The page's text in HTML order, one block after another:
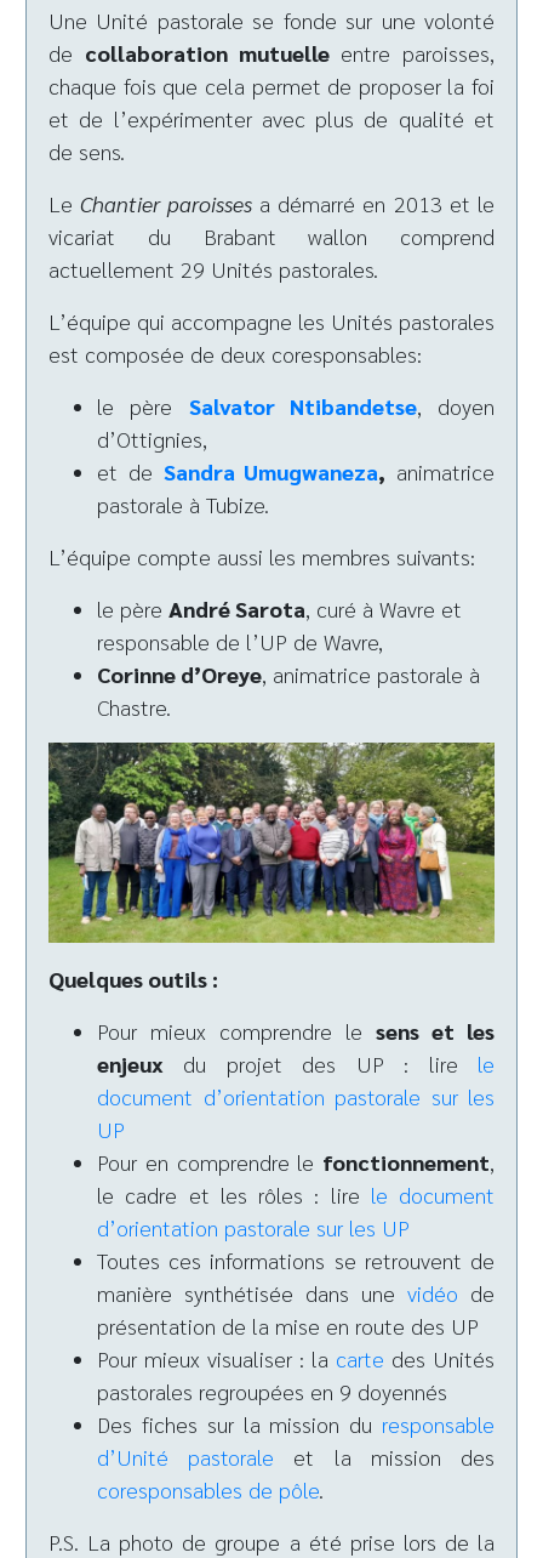
Une Unité pastorale se fonde sur une volonté
de collaboration mutuelleentre paroisses,
chaque fois que cela permet de proposer la foi
et de l’expérimenter avec plus de qualité et
de sens.
LeChantier paroissesa démarré en 2013 et le
vicariat du Brabant wallon comprend
actuellement 29 Unités pastorales.
L’équipe qui accompagne les Unités pastorales
est composée de deux coresponsables:
le père Salvator Ntibandetse, doyen
d’Ottignies,
et de Sandra Umugwaneza, animatrice
pastorale à Tubize.
L’équipe compte aussi les membres suivants:
le père André Sarota, curé à Wavre et
responsable de l’UP de Wavre,
Corinne d’Oreye, animatrice pastorale à
Chastre.
Quelques outils :
Pour mieux comprendre le sens et les
enjeux du projet des UP : lire le
document d’orientation pastorale sur les
UP
Pour en comprendre le fonctionnement,
le cadre et les rôles : lire le document
d’orientation pastorale sur les UP
Toutes ces informations se retrouvent de
manière synthétisée dans une vidéo de
présentation de la mise en route des UP
Pour mieux visualiser : la carte des Unités
pastorales regroupées en 9 doyennés
Des fiches sur la mission du responsable
d’Unité pastorale et la mission des
coresponsables de pôle.
P.S. La photo de groupe a été prise lors de la